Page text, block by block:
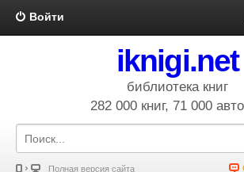
Войти
iknigi.net
библиотека книг
282 000 книг, 71 000
Полная версия сайта